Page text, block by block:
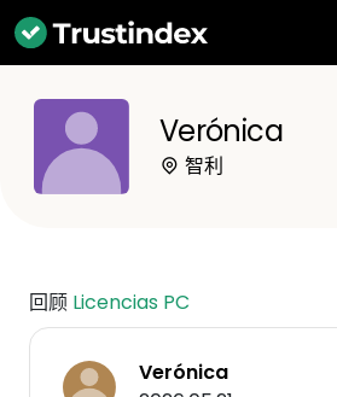
Verónica
智利
回顾 Licencias PC
Verónica